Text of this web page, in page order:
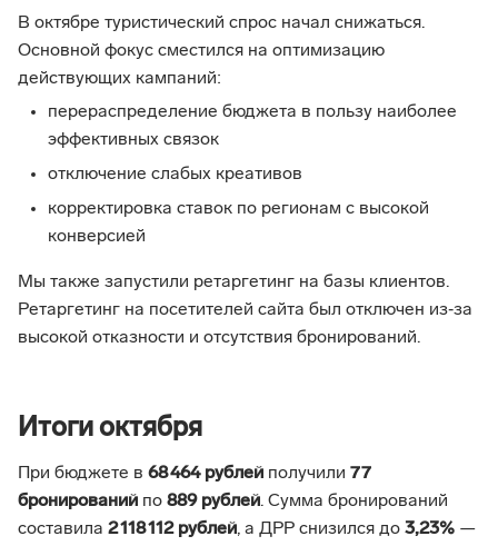
В октябре туристический спрос начал снижаться.
Основной фокус сместился на оптимизацию
действующих кампаний:
перераспределение бюджета в пользу наиболее
эффективных связок
отключение слабых креативов
корректировка ставок по регионам с высокой
конверсией
Мы также запустили ретаргетинг на базы клиентов.
Ретаргетинг на посетителей сайта был отключен из‑за
высокой отказности и отсутствия бронирований.
Итоги октября
При бюджете в 68 464 рублей получили 77
бронирований по 889 рублей. Сумма бронирований
составила 2 118 112 рублей, а ДРР снизился до 3,23% —